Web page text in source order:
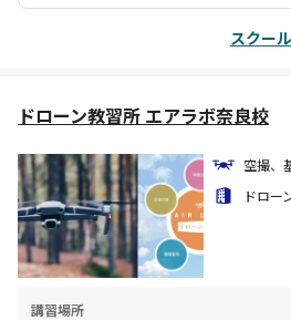
スクー
ドローン教習所 エアラボ奈良校
空撮、
ドロー
講習場所